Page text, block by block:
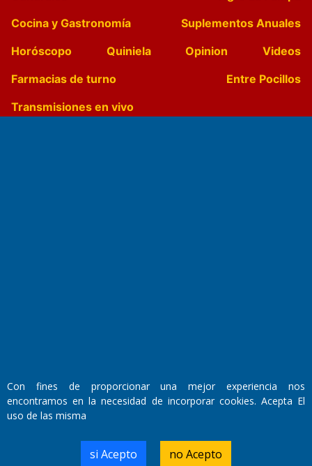
Cocina y Gastronomía
Suplementos Anuales
Horóscopo
Quiniela Opinion
Videos
Farmacias de turno
Entre Pocillos
Transmisiones en vivo
Propietario: El Diario SRL
Director Periodístico:
Walter René Goñi
Domicilio Legal: José Ingenieros 855,
Con fines de proporcionar una mejor experiencia nos
encontramos en la necesidad de incorporar cookies. Acepta El
uso de las misma
si Acepto no Acepto